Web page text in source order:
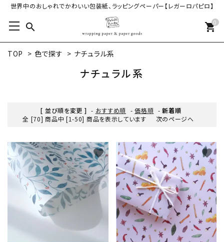
世界中のおしゃれでかわいい包装紙、ラッピングペーパー【レガーロパピロ】
search 0
shopping_cart
TOP > 色で探す > ナチュラル系
ナチュラル系
[ 並び順を変更 ] - おすすめ順 -価格順 -新着順
全 [70] 商品中 [1-50] 商品を表示しています
次のページへ
favorite favorite